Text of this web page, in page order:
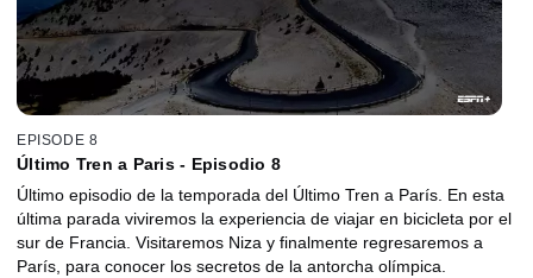
EPISODE 8
Último Tren a Paris - Episodio 8
Último episodio de la temporada del Último Tren a París. En esta
última parada viviremos la experiencia de viajar en bicicleta por el
sur de Francia. Visitaremos Niza y finalmente regresaremos a
París, para conocer los secretos de la antorcha olímpica.